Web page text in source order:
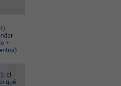
+
el
qué